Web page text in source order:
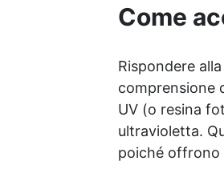
Come
Rispondere
comprensione
UV (o resina
ultravioletta.
poiché offrono